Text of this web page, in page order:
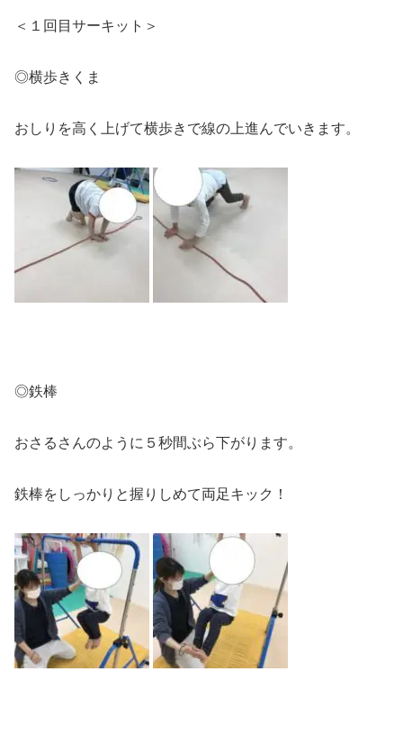
＜１回目サーキット＞
◎横歩きくま
おしりを高く上げて横歩きで線の上進んでいきます。
◎鉄棒
おさるさんのように５秒間ぶら下がります。
鉄棒をしっかりと握りしめて両足キック！